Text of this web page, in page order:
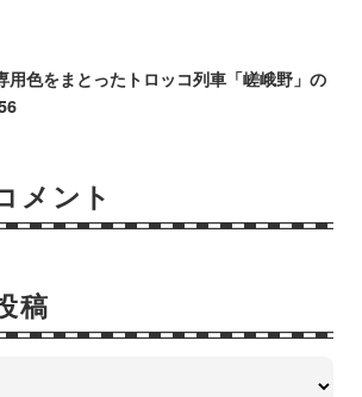
用色をまとったトロッコ列車「嵯峨野」の
メント
稿